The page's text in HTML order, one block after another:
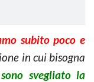
subito poco e
in cui bisogna
svegliato la